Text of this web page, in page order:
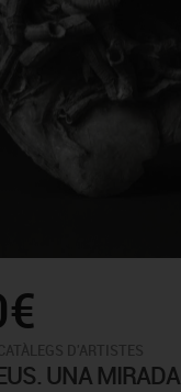
UNA MIRADA